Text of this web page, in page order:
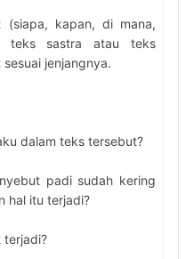
(siapa, kapan, di mana,
teks sastra atau teks
jenjangnya.
dalam teks tersebut?
padi sudah kering
hal itu terjadi?
terjadi?